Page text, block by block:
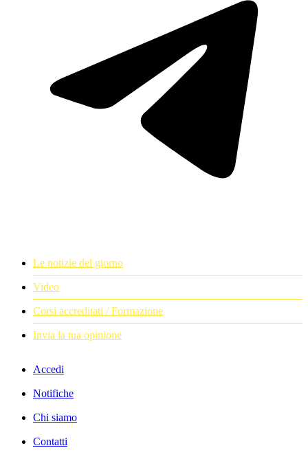
Le notizie del giorno
Video
Corsi accreditati / Formazione
Invia la tua opinione
Accedi
Notifiche
Chi siamo
Contatti